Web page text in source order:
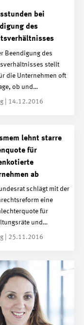
bei
des
Beendigung des
stellt
die Unternehmen oft
ob und…
| 14.12.2016
lehnt starre
für
ab
schlägt mit der
eine
für
und…
| 25.11.2016